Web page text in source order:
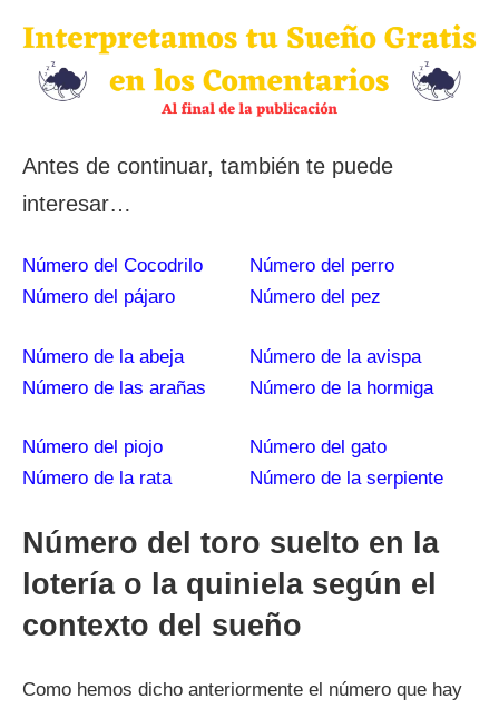
Antes de continuar, también te puede
interesar…
Número del Cocodrilo
Número del perro
Número del pájaro
Número del pez
Número de la abeja
Número de la avispa
Número de las arañas
Número de la hormiga
Número del piojo
Número del gato
Número de la rata
Número de la serpiente
Número del toro suelto en la
lotería o la quiniela según el
contexto del sueño
Como hemos dicho anteriormente el número que hay